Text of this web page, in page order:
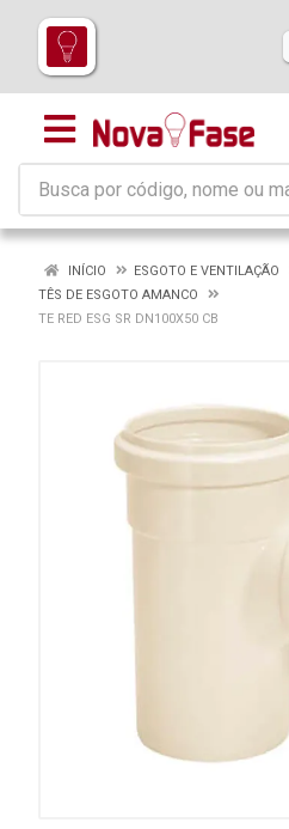
INÍCIO
ESGOTO E VENTILAÇÃO
TÊS DE ESGOTO AMANCO
TE RED ESG SR DN100X50 CB